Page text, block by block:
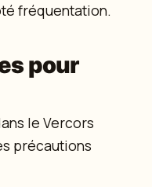
fréquentation.
pour
le Vercors
précautions